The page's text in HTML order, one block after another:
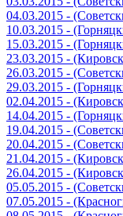
04.03.2015 -
10.03.2015 -
15.03.2015 -
23.03.2015 -
26.03.2015 -
29.03.2015 -
02.04.2015 -
14.04.2015 -
19.04.2015 -
20.04.2015 -
21.04.2015 -
26.04.2015 -
05.05.2015 -
07.05.2015 -